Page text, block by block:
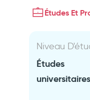
Études Et
Niveau
Études
universitaires